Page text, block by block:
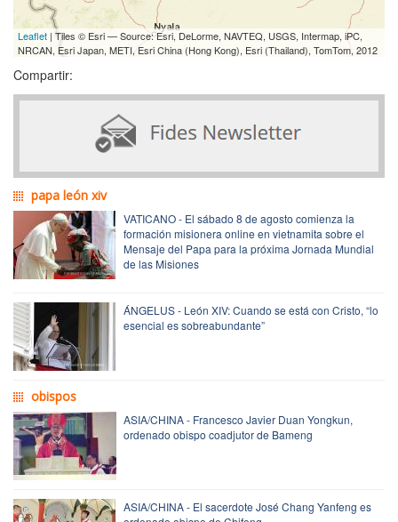
Leaflet | Tiles © Esri — Source: Esri, DeLorme, NAVTEQ, USGS, Intermap, iPC,
NRCAN, Esri Japan, METI, Esri China (Hong Kong), Esri (Thailand), TomTom, 2012
Compartir:
papa león xiv
VATICANO - El sábado 8 de agosto comienza la
formación misionera online en vietnamita sobre el
Mensaje del Papa para la próxima Jornada Mundial
de las Misiones
ÁNGELUS - León XIV: Cuando se está con Cristo, “lo
esencial es sobreabundante”
obispos
ASIA/CHINA - Francesco Javier Duan Yongkun,
ordenado obispo coadjutor de Bameng
ASIA/CHINA - El sacerdote José Chang Yanfeng es